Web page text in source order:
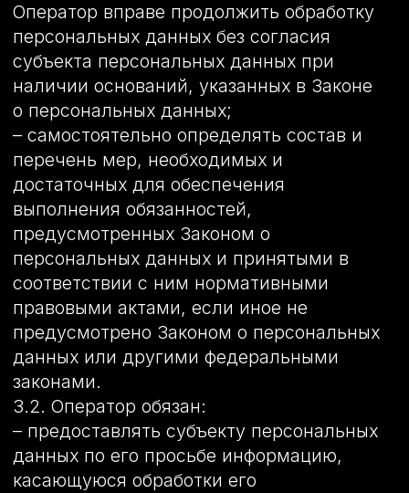
исключением случаев,
предусмотренных федеральными
законами. Сведения предоставляются
субъекту персональных данных
Оператором в доступной форме, и в них
не должны содержаться персональные
данные, относящиеся к другим
субъектам персональных данных, за
исключением случаев, когда имеются
законные основания для раскрытия
таких персональных данных. Перечень
информации и порядок ее получения
установлен Законом о персональных
данных;
– требовать от оператора уточнения его
персональных данных, их блокирования
или уничтожения в случае, если
персональные данные являются
неполными, устаревшими, неточными,
незаконно полученными или не
являются необходимыми для заявленной
цели обработки, а также принимать
предусмотренные законом меры по
защите своих прав;
– выдвигать условие предварительного
согласия при обработке персональных
данных в целях продвижения на рынке
товаров, работ и услуг;